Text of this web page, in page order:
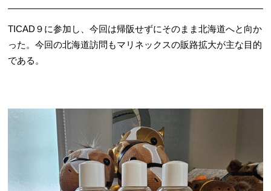
TICAD９に参加し、今回は帰阪せずにそのまま北海道へと向か
った。今回の北海道訪問もマリネックスの販路拡大が主な目的
である。